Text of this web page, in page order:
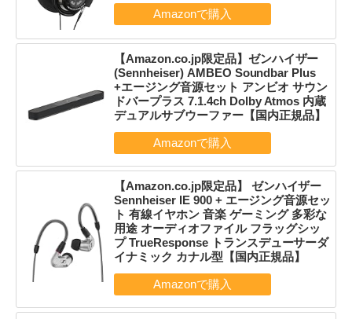
【Amazon.co.jp限定品】ゼンハイザー
(Sennheiser) AMBEO Soundbar Plus
+エージング音源セット アンビオ サウン
ドバープラス 7.1.4ch Dolby Atmos 内蔵
デュアルサブウーファー【国内正規品】
【Amazon.co.jp限定品】 ゼンハイザー
Sennheiser IE 900 + エージング音源セッ
ト 有線イヤホン 音楽 ゲーミング 多彩な
用途 オーディオファイル フラッグシッ
プ TrueResponse トランスデューサーダ
イナミック カナル型【国内正規品】